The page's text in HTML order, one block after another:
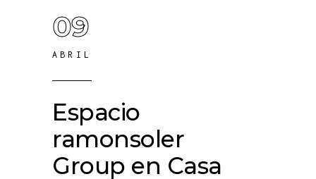
09
ABRIL
Espacio
ramonsoler
Group en Casa